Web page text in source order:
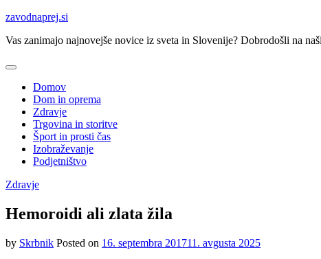
Skip
content
zavodnaprej.si
Vas zanimajo najnovejše novice iz sveta in Slovenije? Dobrodošli na
Domov
Dom in oprema
Zdravje
Trgovina in storitve
Šport in prosti čas
Izobraževanje
Podjetništvo
Zdravje
Hemoroidi ali zlata žila
by Skrbnik Posted on 16. septembra 201711. avgusta 2025